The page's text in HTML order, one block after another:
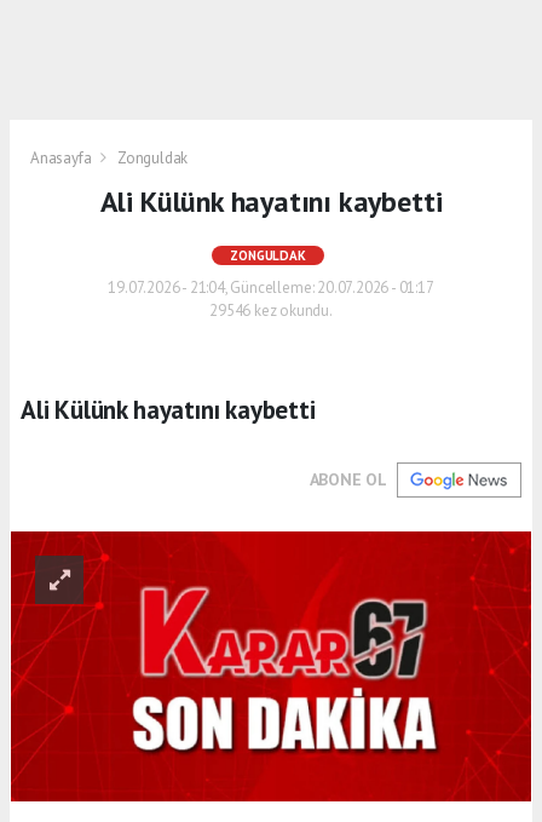
Anasayfa Zonguldak
Ali Külünk hayatını kaybetti
ZONGULDAK
19.07.2026 - 21:04, Güncelleme: 20.07.2026 - 01:17
29546 kez okundu.
Ali Külünk hayatını kaybetti
ABONE OL